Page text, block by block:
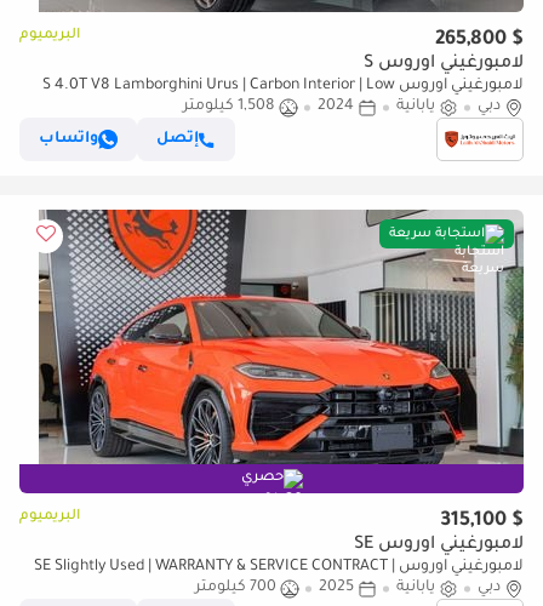
$ 265,800 البريميوم
لامبورغيني اوروس S
لامبورغيني اوروس S 4.0T V8 Lamborghini Urus | Carbon Interior | Low
Mileage 2024 (Warranty Available)
دبي يابانية 2024
1,508 كيلومتر
إتصل
واتساب
استجابة سريعة
حصري
$ 315,100 البريميوم
لامبورغيني اوروس SE
لامبورغيني اوروس SE Slightly Used | WARRANTY & SERVICE CONTRACT |
FULL CARBON FIBER | 2025
دبي يابانية 2025 700 كيلومتر